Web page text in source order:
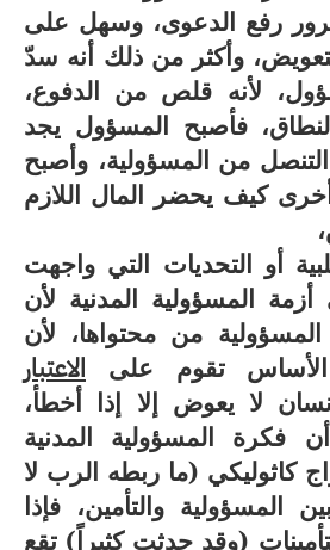
رفع الدعوى، وسهل على
وأكثر من ذلك أنه سدّ
لأنه قلص من الدفوع،
فأصبح المسؤول يجد
من المسؤولية، وأصبح
كيف يحضر المال اللازم
أو التحديات التي واجهت
المسؤولية المدنية لأن
من محتواها، لأن
تقوم على
الاعتبار
لا يعوض إلا إذا أخطأ،
فكرة المسؤولية المدنية
كاثوليكي (ما ربطه الرب لا
المسؤولية والتأمين، فإذا
(وقد حدثت كثيراً) تقع